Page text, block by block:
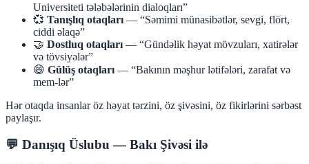
Universiteti tələbələrinin dialoqları”
💞 Tanışlıq otaqları — “Səmimi münasibətlər, sevgi, flört,
ciddi əlaqə”
🤝 Dostluq otaqları — “Gündəlik həyat mövzuları, xatirələr
və tövsiyələr”
😄 Gülüş otaqları — “Bakının məşhur lətifələri, zarafat və
mem-lər”
Hər otaqda insanlar öz həyat tərzini, öz şivəsini, öz fikirlərini sərbəst
paylaşır.
💬 Danışıq Üslubu — Bakı Şivəsi ilə